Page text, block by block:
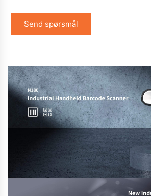
Send spørsmål